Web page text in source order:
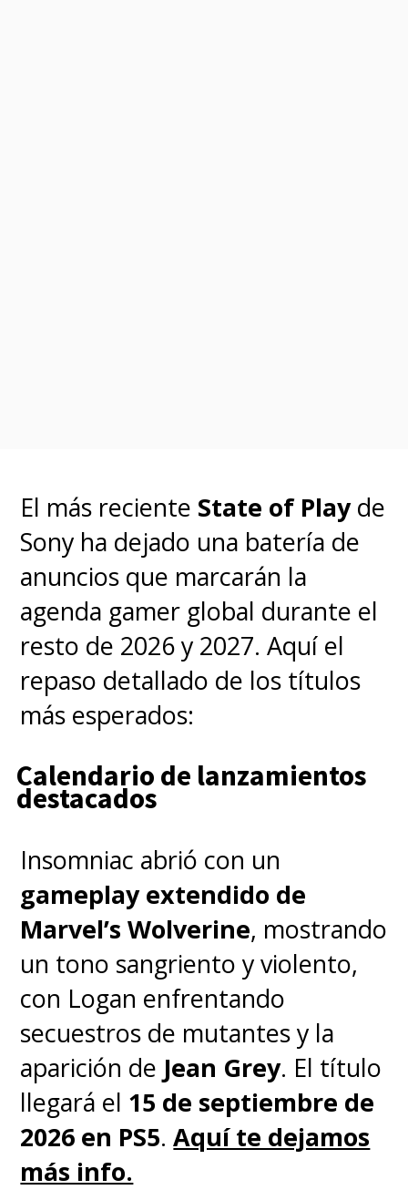
El más reciente State of Playde
Sony ha dejado una batería de
anuncios que marcarán la
agenda gamer global durante el
resto de 2026 y 2027. Aquí el
repaso detallado de los títulos
más esperados:
Calendario de lanzamientos
destacados
Insomniac abrió con un
gameplay extendido de
Marvel’s Wolverine, mostrando
un tono sangriento y violento,
con Logan enfrentando
secuestros de mutantes y la
aparición de Jean Grey. El título
llegará el 15 de septiembre de
2026 en PS5.Aquí te dejamos
más info.